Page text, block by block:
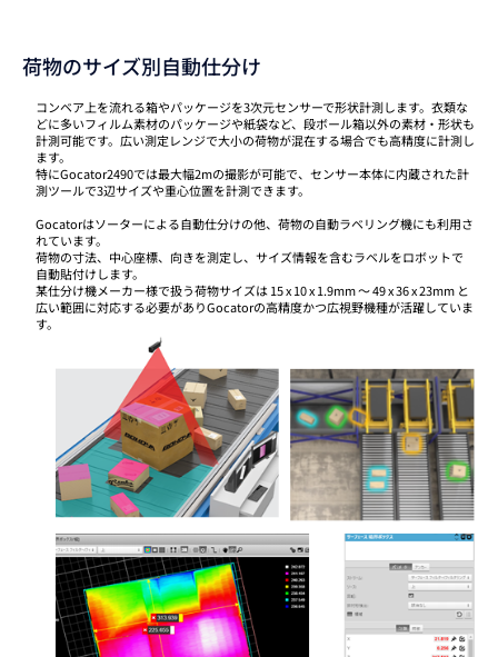
荷物のサイズ別自動仕分け
コンベア上を流れる箱やパッケージを3次元センサーで形状計測します。衣類な
どに多いフィルム素材のパッケージや紙袋など、段ボール箱以外の素材・形状も
計測可能です。広い測定レンジで大小の荷物が混在する場合でも高精度に計測し
ます。
特にGocator2490では最大幅2mの撮影が可能で、センサー本体に内蔵された計
測ツールで3辺サイズや重心位置を計測できます。
Gocatorはソーターによる自動仕分けの他、荷物の自動ラベリング機にも利用さ
れています。
荷物の寸法、中心座標、向きを測定し、サイズ情報を含むラベルをロボットで
自動貼付けします。
某仕分け機メーカー様で扱う荷物サイズは 15 x 10 x 1.9mm ～ 49 x 36 x 23mm と
広い範囲に対応する必要がありGocatorの高精度かつ広視野機種が活躍していま
す。